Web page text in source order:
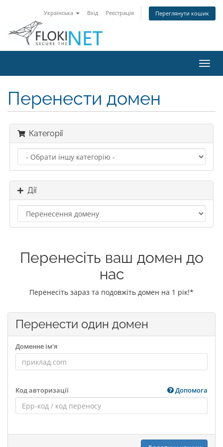
Українська Вхід Реєстрація Переглянути кошик
Перенести домен
Категорії
Дії
Перенесіть ваш домен до
нас
Перенесіть зараз та подовжіть домен на 1 рік!*
Перенести один домен
Доменне ім'я
Код авторизації Допомога